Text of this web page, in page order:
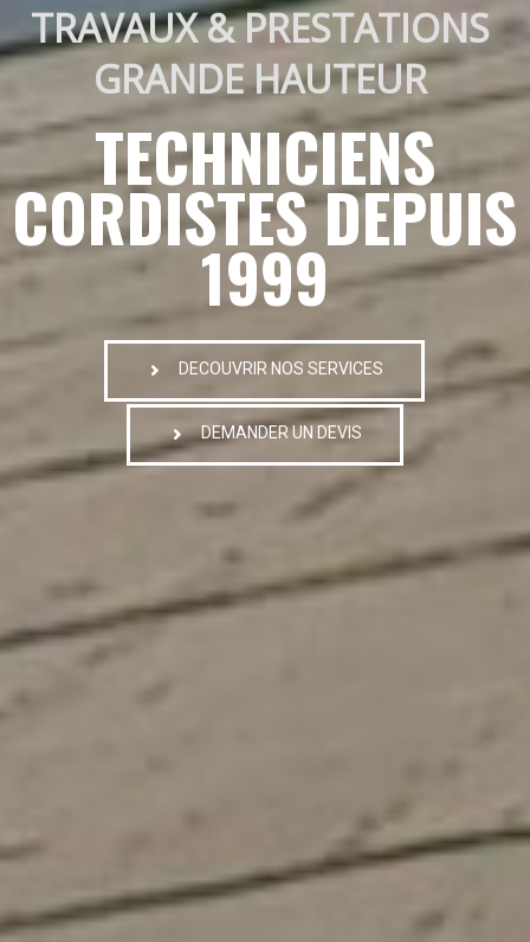
TRAVAUX & PRESTATIONS
GRANDE HAUTEUR
TECHNICIENS
CORDISTES DEPUIS
1999
DECOUVRIR NOS SERVICES
DEMANDER UN DEVIS